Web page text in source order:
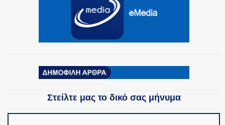
Στείλτε μας το δικό σας μήνυμα